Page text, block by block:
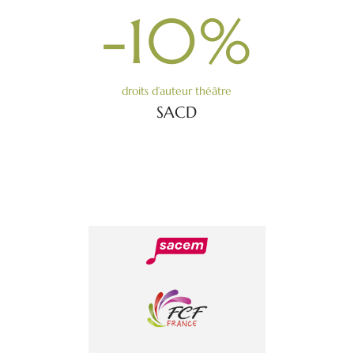
-10%
droits d’auteur théâtre
SACD